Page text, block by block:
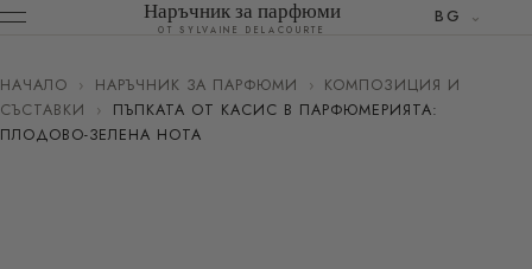
Наръчник за парфюми
ОТ SYLVAINE DELACOURTE
BG
НАЧАЛО › НАРЪЧНИК ЗА ПАРФЮМИ › КОМПОЗИЦИЯ И
СЪСТАВКИ
›
ПЪПКАТА ОТ КАСИС В ПАРФЮМЕРИЯТА:
ПЛОДОВО-ЗЕЛЕНА НОТА